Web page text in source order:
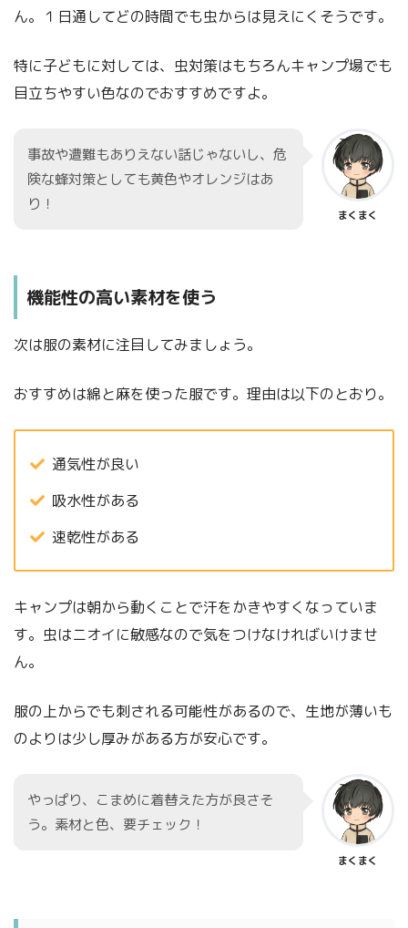
ん。１日通してどの時間でも虫からは見えにくそうです。
特に子どもに対しては、虫対策はもちろんキャンプ場でも
目立ちやすい色なのでおすすめですよ。
事故や遭難もありえない話じゃないし、危
険な蜂対策としても黄色やオレンジはあ
り！
まくまく
機能性の高い素材を使う
次は服の素材に注目してみましょう。
おすすめは綿と麻を使った服です。理由は以下のとおり。
通気性が良い
吸水性がある
速乾性がある
キャンプは朝から動くことで汗をかきやすくなっていま
す。虫はニオイに敏感なので気をつけなければいけませ
ん。
服の上からでも刺される可能性があるので、生地が薄いも
のよりは少し厚みがある方が安心です。
やっぱり、こまめに着替えた方が良さそ
う。素材と色、要チェック！
まくまく